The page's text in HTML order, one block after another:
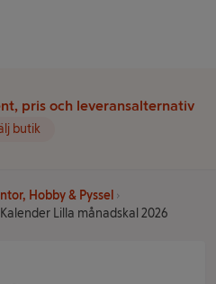
pris och leveransalternativ
butik
Hobby & Pyssel
Lilla månadskal 2026